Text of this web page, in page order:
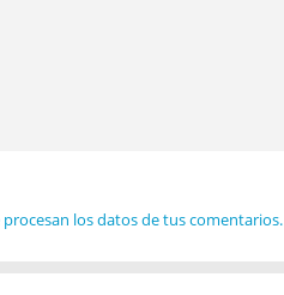
los datos de tus comentarios.